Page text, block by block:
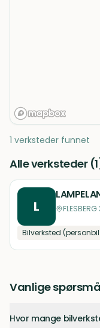
1 verksteder funnet
Alle verksteder (1
L
Bilverksted (personbil
Vanlige
Hvor mange